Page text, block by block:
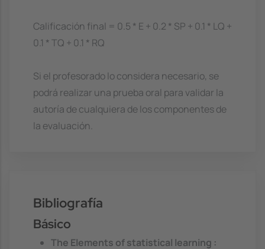
Calificación final = 0.5 * E + 0.2 * SP + 0.1 * LQ +
0.1 * TQ + 0.1 * RQ
Si el profesorado lo considera necesario, se
podrá realizar una prueba oral para validar la
autoría de cualquiera de los componentes de
la evaluación.
Bibliografía
Básico
The Elements of statistical learning :